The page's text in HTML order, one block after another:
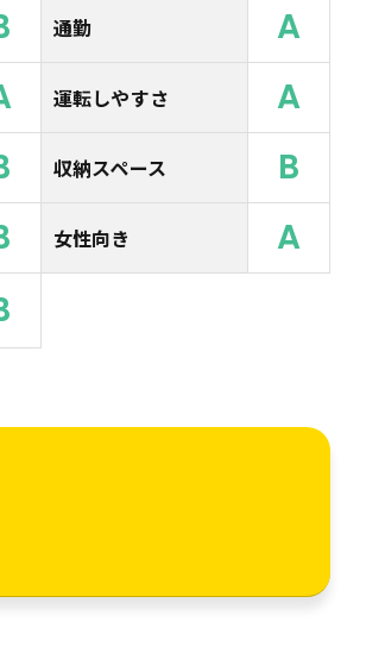
通勤 A
運転しやすさ A
収納スペース B
女性向き A